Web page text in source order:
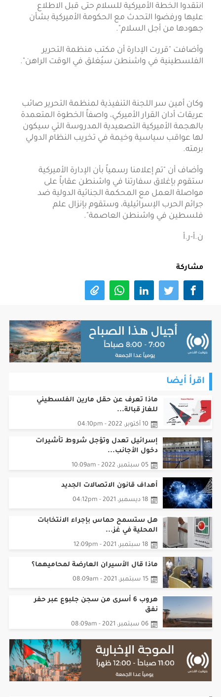
انتقدوا الخطة الأميركية للسلام حتى قبل الاطلاع
عليها ورفضوا التحدث مع الحكومة الأميركية بشأن
جهودها من أجل السلام".
وأضافت "قررت الإدارة أن مكتب منظمة التحرير
الفلسطينية في واشنطن سيُغلق في الوقت الراهن".
وكان أمين سر اللجنة التنفيذية لمنظمة التحرير صائب
عريقات أدان القرار الأميركي، واصفاً الخطوة المتعمدة
بالهجمة الأميركية التصعيدية المدروسة التي سيكون
لها عواقب سياسية وخيمة في تخريب النظام الدولي
برمته.
وأضاف أن "تم إعلامنا رسمياً بأن الإدارة الأميركية
ستقوم بإغلاق سفارتنا في واشنطن عقاباً على
مواصلة العمل مع المحكمة الجنائية الدولية ضد
جرائم الحرب الإسرائيلية، وستقوم بإنزال علم
فلسطين في واشنطن العاصمة".
ن.أ-ر.أ
مشاركة
للغاز قبالة...
10 أكتوبر، 2022 - 04:10pm
إسرائيل تعدل وتؤجل شروط تأشيرات
دخول الأجانب...
05 سبتمبر، 2022 - 10:09am
18 ديسمبر، 2021 - 04:12pm
المحلية في غز...
18 سبتمبر، 2021 - 12:09pm
15 سبتمبر، 2021 - 08:09am
نفق
06 سبتمبر، 2021 - 08:09am